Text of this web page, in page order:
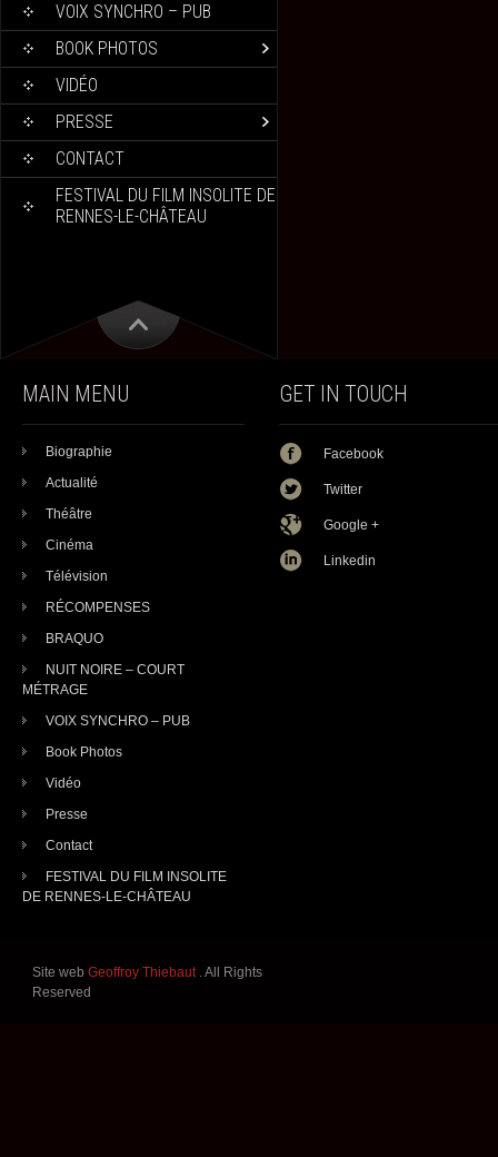
VOIX SYNCHRO – PUB
BOOK PHOTOS
VIDÉO
PRESSE
CONTACT
FESTIVAL DU FILM INSOLITE DE
RENNES-LE-CHÂTEAU
MAIN MENU
Biographie
Actualité
Théâtre
Cinéma
Télévision
RÉCOMPENSES
BRAQUO
NUIT NOIRE – COURT
MÉTRAGE
VOIX SYNCHRO – PUB
Book Photos
Vidéo
Presse
Contact
FESTIVAL DU FILM INSOLITE
DE RENNES-LE-CHÂTEAU
GET IN TOUCH
Facebook
Twitter
Google +
Linkedin
Site webGeoffroy Thiebaut . All Rights
Reserved